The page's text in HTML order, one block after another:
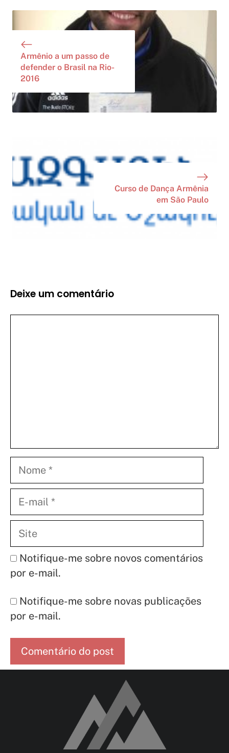
Armênio a um passo de
defender o Brasil na Rio-
2016
Curso de Dança Armênia
em São Paulo
Deixe um comentário
mail
Notifique-me sobre novos comentários
por e-mail.
Notifique-me sobre novas publicações
por e-mail.